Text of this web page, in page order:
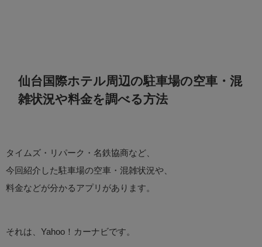
仙台国際ホテル周辺の駐車場の空車・混
雑状況や料金を調べる方法
タイムズ・リパーク・名鉄協商など、
今回紹介した駐車場の空車・混雑状況や、
料金などが分かるアプリがあります。
それは、Yahoo！カーナビです。